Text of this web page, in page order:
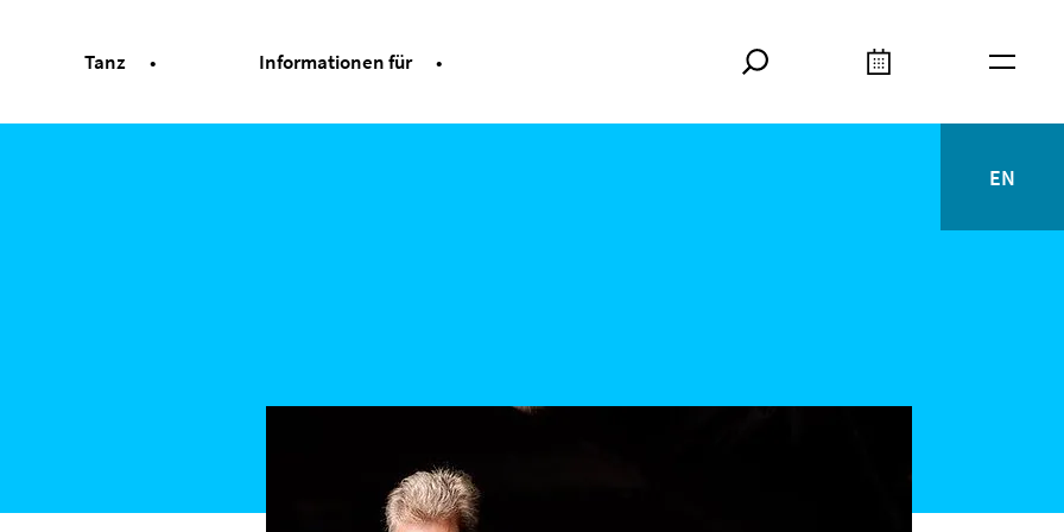
Tanz Informationen für Suche Kalender Meta
ENEnglish